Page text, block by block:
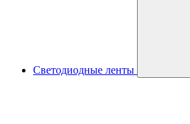
Светодиодные ленты